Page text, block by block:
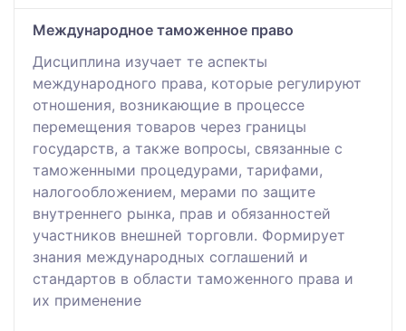
Международное таможенное право
Дисциплина изучает те аспекты
международного права, которые регулируют
отношения, возникающие в процессе
перемещения товаров через границы
государств, а также вопросы, связанные с
таможенными процедурами, тарифами,
налогообложением, мерами по защите
внутреннего рынка, прав и обязанностей
участников внешней торговли. Формирует
знания международных соглашений и
стандартов в области таможенного права и
их применение